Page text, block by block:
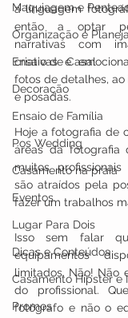
Maquiagem e
Organização e
Ensaio de Casal
Decoração
Ensaio de Família
Pos Wedding
Casamento na praia
Eventos
Lugar Para Dois
Dicas e Conteúdos
Casamento Hipster e
Promos
a linguagem
então a optar
narrativas com
criativas e
fotos de detalhes,
e posadas.
Hoje a fotografia de
áreas da fotografia
muitos
são atraídos pela
fazer um trabalhos
Isso sem falar
equipamentos
limitados. Não! Não
do profissional.
fotógrafo e não o